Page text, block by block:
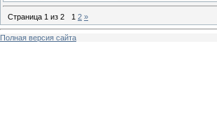
Страница 1 из 2 1 2 »
Полная версия сайта